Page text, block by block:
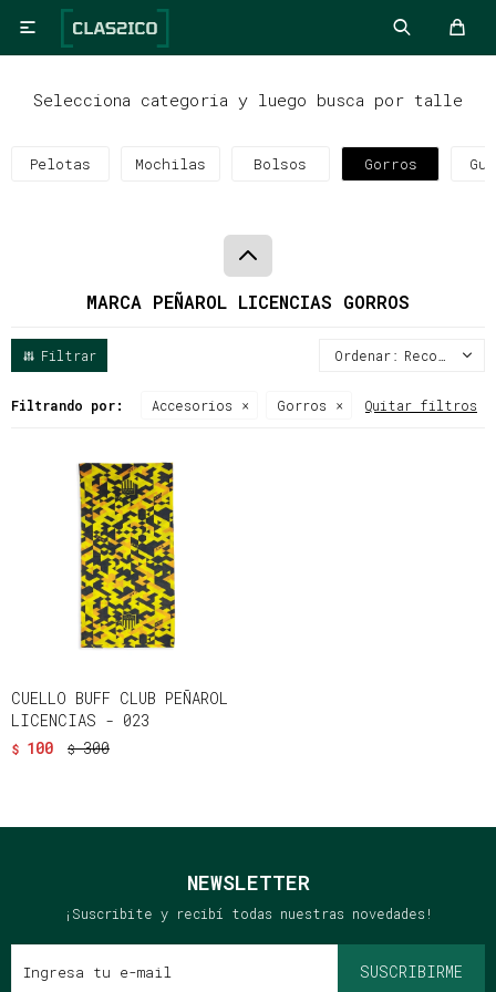

Selecciona categoria y luego busca por talle
Pelotas Mochilas Bolsos Gorros
MARCA PEÑAROL LICENCIAS GORROS
Recomendados
Filtrando por: Accesorios Gorros Quitar filtros
CUELLO BUFF CLUB PEÑAROL
LICENCIAS - 023
$ 100 $ 300
NEWSLETTER
¡Suscribite y recibí todas nuestras novedades!
SUSCRIBIRME